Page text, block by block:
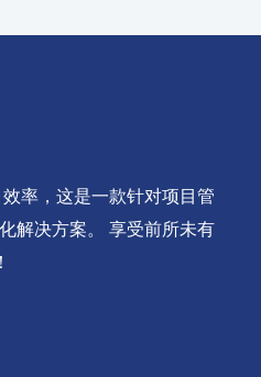
率，这是一款针对项目管
解决方案。 享受前所未有